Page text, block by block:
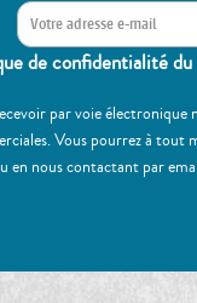
de confidentialité
par voie
Vous pourrez à tout
en nous contactant par